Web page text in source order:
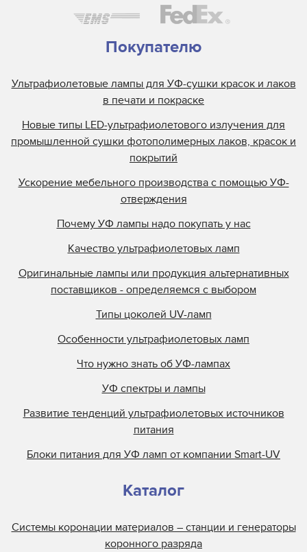
Покупателю
Ультрафиолетовые лампы для УФ-сушки красок и лаков
в печати и покраске
Новые типы LED-ультрафиолетового излучения для
промышленной сушки фотополимерных лаков, красок и
покрытий
Ускорение мебельного производства с помощью УФ-
отверждения
Почему УФ лампы надо покупать у нас
Качество ультрафиолетовых ламп
Оригинальные лампы или продукция альтернативных
поставщиков - определяемся с выбором
Типы цоколей UV-ламп
Особенности ультрафиолетовых ламп
Что нужно знать об УФ-лампах
УФ спектры и лампы
Развитие тенденций ультрафиолетовых источников
питания
Блоки питания для УФ ламп от компании Smart-UV
Каталог
Системы коронации материалов – станции и генераторы
коронного разряда